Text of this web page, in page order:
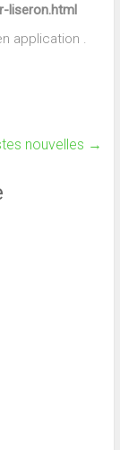
liseron.html
application .
nouvelles →